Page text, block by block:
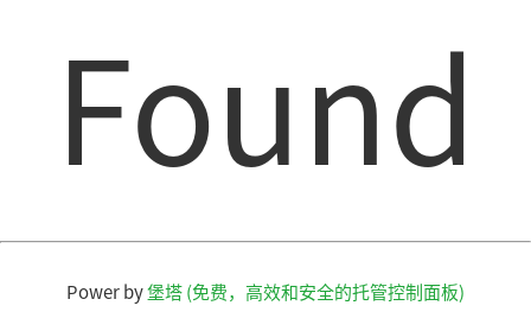
Found
Power by堡塔 (免费，高效和安全的托管控制面板)